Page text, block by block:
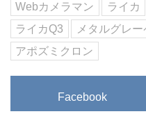
Webカメラマン ライカ
ライカQ3
メタルグレー
アポズミクロン
Facebook